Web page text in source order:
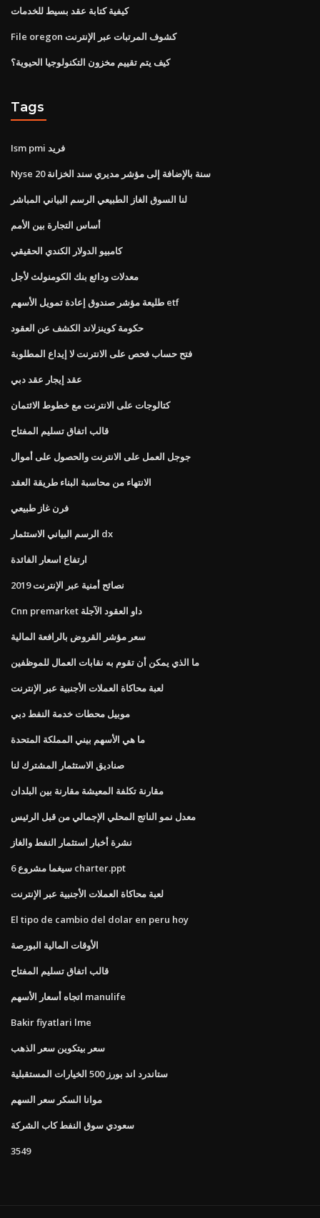
كيفية كتابة عقد بسيط للخدمات
File oregon كشوف المرتبات عبر الإنترنت
كيف يتم تقييم مخزون التكنولوجيا الحيوية؟
Tags
Ism pmi فريد
Nyse 20 سنة بالإضافة إلى مؤشر مديري سند الخزانة
لنا السوق الغاز الطبيعي الرسم البياني المباشر
أساس التجارة بين الأمم
كامبيو الدولار الكندي الحقيقي
معدلات ودائع بنك الكومنولث لأجل
طليعة مؤشر صندوق إعادة تمويل الأسهم etf
حكومة كوينزلاند الكشف عن العقود
فتح حساب فحص على الانترنت لا إيداع المطلوبة
عقد إيجار عقد دبي
كتالوجات على الانترنت مع خطوط الائتمان
قالب اتفاق تسليم المفتاح
جوجل العمل على الانترنت والحصول على أموال
الانتهاء من محاسبة البناء طريقة العقد
فرن غاز طبيعي
الرسم البياني الاستثمار dx
ارتفاع اسعار الفائدة
نصائح أمنية عبر الإنترنت 2019
Cnn premarket داو العقود الآجلة
سعر مؤشر القروض بالرافعة المالية
ما الذي يمكن أن تقوم به نقابات العمال للموظفين
لعبة محاكاة العملات الأجنبية عبر الإنترنت
موبيل محطات خدمة النفط دبي
ما هي الأسهم بيني المملكة المتحدة
صناديق الاستثمار المشترك لنا
مقارنة تكلفة المعيشة مقارنة بين البلدان
معدل نمو الناتج المحلي الإجمالي من قبل الرئيس
نشرة أخبار استثمار النفط والغاز
6 سيغما مشروع charter.ppt
لعبة محاكاة العملات الأجنبية عبر الإنترنت
El tipo de cambio del dolar en peru hoy
الأوقات المالية البورصة
قالب اتفاق تسليم المفتاح
اتجاه أسعار الأسهم manulife
Bakir fiyatlari lme
سعر بيتكوين سعر الذهب
ستاندرد اند بورز 500 الخيارات المستقبلية
موانا السكر سعر السهم
سعودي سوق النفط كاب الشركة
3549